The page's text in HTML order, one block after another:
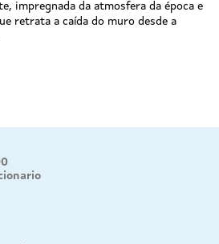
impregnada da atmosfera da época e
retrata a caída do muro desde a